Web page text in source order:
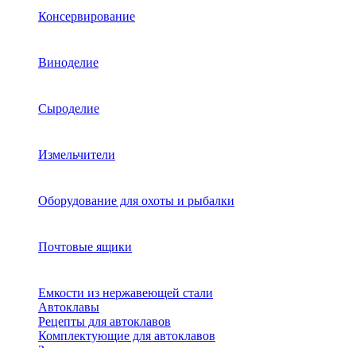
Консервирование
Виноделие
Сыроделие
Измельчители
Оборудование для охоты и рыбалки
Почтовые ящики
Емкости из нержавеющей стали
Автоклавы
Рецепты для автоклавов
Комплектующие для автоклавов